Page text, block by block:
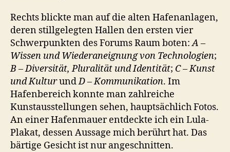
Rechts blickte man auf die alten Hafenanlagen,
deren stillgelegten Hallen den ersten vier
Schwerpunkten des Forums Raum boten:A –
Wissen und Wiederaneignung von Technologien;
B – Diversität, Pluralität und Identität; C – Kunst
und KulturundD – Kommunikation. Im
Hafenbereich konnte man zahlreiche
Kunstausstellungen sehen, hauptsächlich Fotos.
An einer Hafenmauer entdeckte ich ein Lula-
Plakat, dessen Aussage mich berührt hat. Das
bärtige Gesicht ist nur angeschnitten.